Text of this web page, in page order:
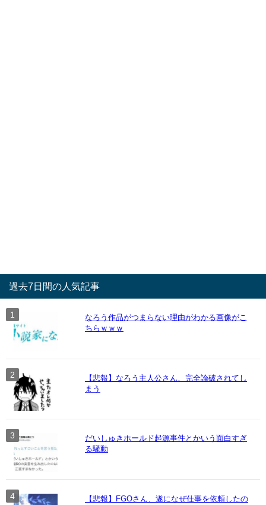
過去7日間の人気記事
なろう作品がつまらない理由がわかる画像がこ
ちらｗｗｗ
【悲報】なろう主人公さん、完全論破されてし
まう
だいしゅきホールド起源事件とかいう面白すぎ
る騒動
【悲報】FGOさん、遂になぜ仕事を依頼したの